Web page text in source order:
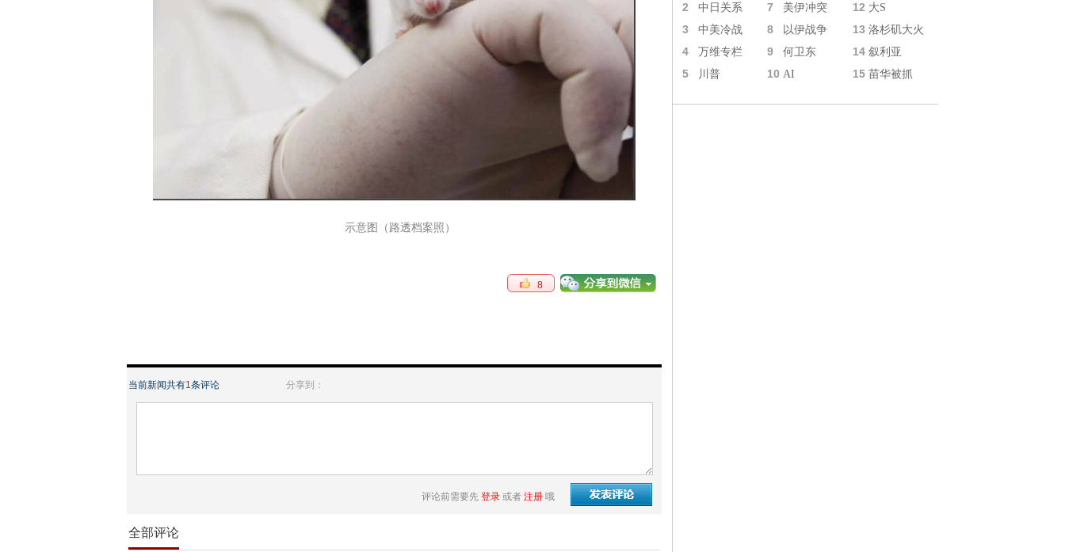
示意图（路透档案照）
8
当前新闻共有1条评论 分享到：
评论前需要先 登录 或者 注册 哦
全部评论
2 中日关系 7 美伊冲突 12 大S
3 中美冷战 8 以伊战争 13 洛杉矶大火
4 万维专栏 9 何卫东 14 叙利亚
5 川普 10 AI 15 苗华被抓